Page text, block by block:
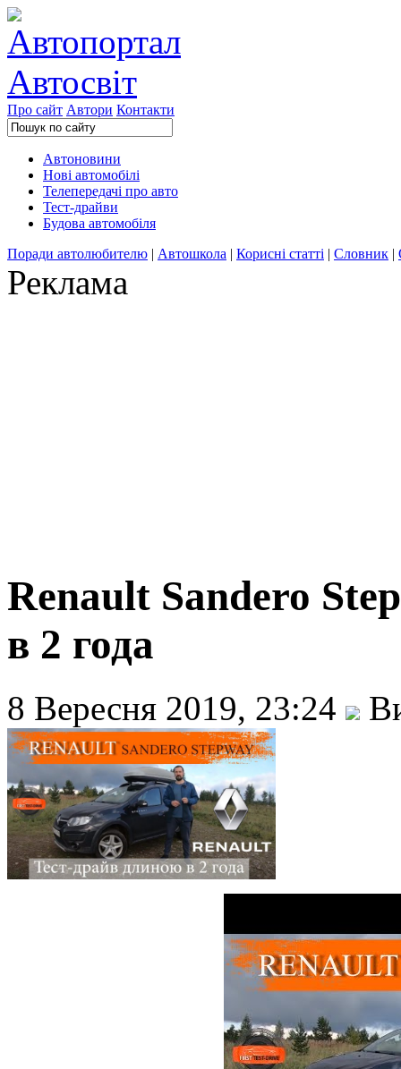
Про сайт Автори Контакти
Автоновини
Нові автомобілі
Телепередачі про авто
Тест-драйви
Будова автомобіля
Поради автолюбителю | Автошкола | Корисні статті | Словник |
Реклама
Renault Sandero
в 2 года
8 Вересня 2019, 23:24